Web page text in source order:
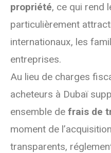
propriété, ce qui rend
particulièrement
internationaux, les
entreprises.
Au lieu de charges
acheteurs à Dubaï
ensemble de frais de
moment de
transparents,